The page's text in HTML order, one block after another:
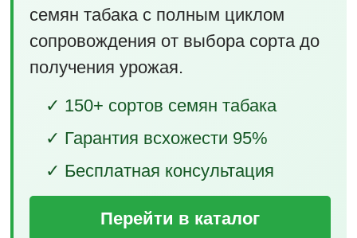
семян табака с полным циклом
сопровождения от выбора сорта до
получения урожая.
✓ 150+ сортов семян табака
✓ Гарантия всхожести 95%
✓ Бесплатная консультация
Перейти в каталог